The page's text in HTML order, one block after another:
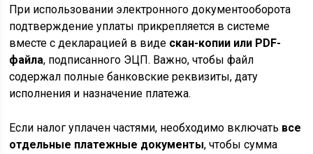
При использовании электронного документооборота
подтверждение уплаты прикрепляется в системе
вместе с декларацией в виде скан-копии или PDF-
файла, подписанного ЭЦП. Важно, чтобы файл
содержал полные банковские реквизиты, дату
исполнения и назначение платежа.
Если налог уплачен частями, необходимо включать все
отдельные платежные документы, чтобы сумма